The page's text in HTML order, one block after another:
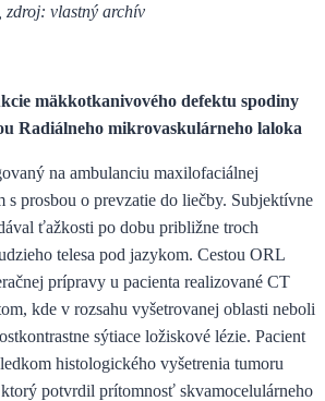
zdroj: vlastný archív
mäkkotkanivového defektu spodiny
Radiálneho mikrovaskulárneho laloka
na ambulanciu maxilofaciálnej
prosbou o prevzatie do liečby. Subjektívne
ťažkosti po dobu približne troch
telesa pod jazykom. Cestou ORL
prípravy u pacienta realizované CT
kde v rozsahu vyšetrovanej oblasti neboli
sýtiace ložiskové lézie. Pacient
histologického vyšetrenia tumoru
potvrdil prítomnosť skvamocelulárneho